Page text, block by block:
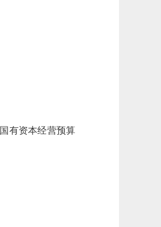
国有资本经营预算